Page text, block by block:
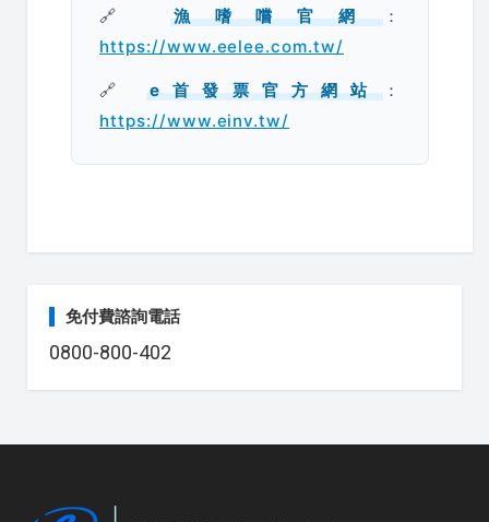
🔗 漁嗜嚐官網 ：
https://www.eelee.com.tw/
🔗e首發票官方網站 ：
https://www.einv.tw/
免付費諮詢電話
0800-800-402